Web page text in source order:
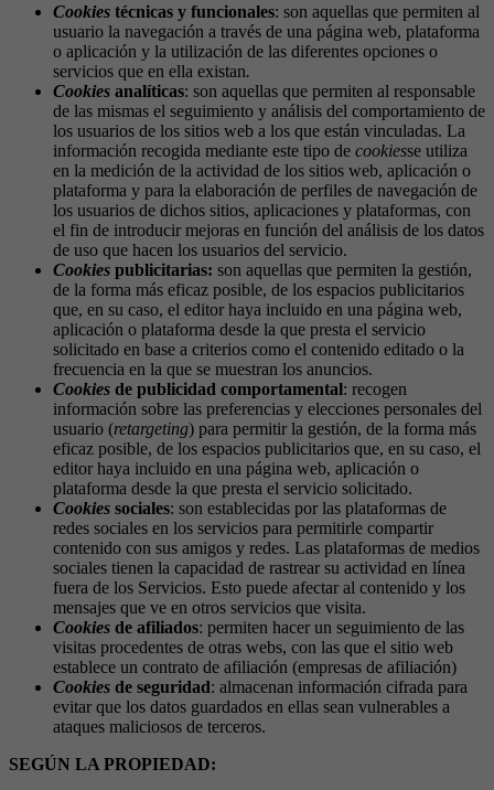
Cookies técnicas y funcionales: son aquellas que permiten al
usuario la navegación a través de una página web, plataforma
o aplicación y la utilización de las diferentes opciones o
servicios que en ella existan.
Cookies analíticas: son aquellas que permiten al responsable
de las mismas el seguimiento y análisis del comportamiento de
los usuarios de los sitios web a los que están vinculadas. La
información recogida mediante este tipo de cookiesse utiliza
en la medición de la actividad de los sitios web, aplicación o
plataforma y para la elaboración de perfiles de navegación de
los usuarios de dichos sitios, aplicaciones y plataformas, con
el fin de introducir mejoras en función del análisis de los datos
de uso que hacen los usuarios del servicio.
Cookies publicitarias: son aquellas que permiten la gestión,
de la forma más eficaz posible, de los espacios publicitarios
que, en su caso, el editor haya incluido en una página web,
aplicación o plataforma desde la que presta el servicio
solicitado en base a criterios como el contenido editado o la
frecuencia en la que se muestran los anuncios.
Cookies de publicidad comportamental: recogen
información sobre las preferencias y elecciones personales del
usuario (retargeting) para permitir la gestión, de la forma más
eficaz posible, de los espacios publicitarios que, en su caso, el
editor haya incluido en una página web, aplicación o
plataforma desde la que presta el servicio solicitado.
Cookies sociales: son establecidas por las plataformas de
redes sociales en los servicios para permitirle compartir
contenido con sus amigos y redes. Las plataformas de medios
sociales tienen la capacidad de rastrear su actividad en línea
fuera de los Servicios. Esto puede afectar al contenido y los
mensajes que ve en otros servicios que visita.
Cookies de afiliados: permiten hacer un seguimiento de las
visitas procedentes de otras webs, con las que el sitio web
establece un contrato de afiliación (empresas de afiliación)
Cookies de seguridad: almacenan información cifrada para
evitar que los datos guardados en ellas sean vulnerables a
ataques maliciosos de terceros.
SEGÚN LA PROPIEDAD: